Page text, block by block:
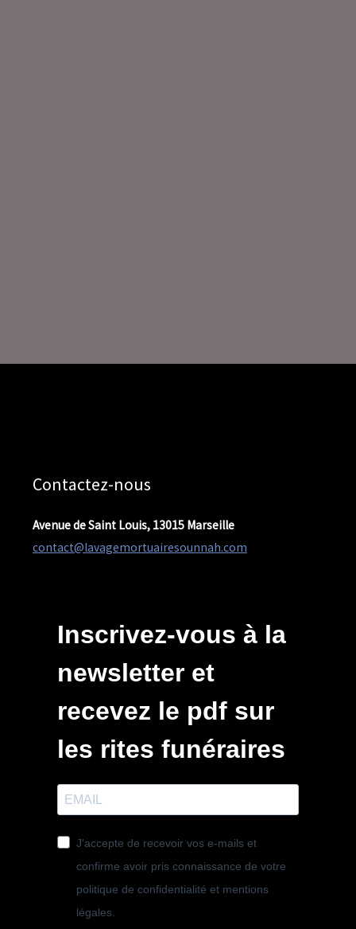
Contactez-nous
Avenue de Saint Louis, 13015 Marseille
contact@lavagemortuairesounnah.com
Inscrivez-vous à la
newsletter et
recevez le pdf sur
les rites funéraires
J'accepte de recevoir vos e-mails et
confirme avoir pris connaissance de votre
politique de confidentialité et mentions
légales.